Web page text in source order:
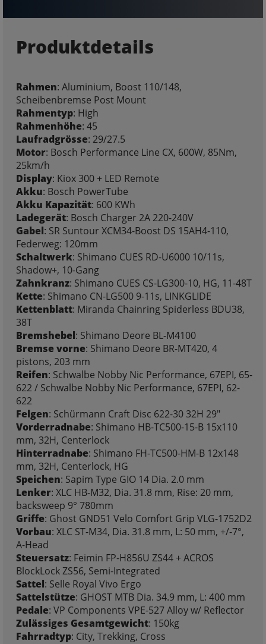
Produktdetails
Rahmen: Aluminium, Boost 110/148,
Scheibenbremse Post Mount
Rahmentyp: High
Rahmenhöhe: 45
Laufradgrösse: 29/27.5
Motor: Bosch Performance Line CX, 600W, 85Nm,
25km/h
Display: Kiox 300 + LED Remote
Akku: Bosch PowerTube
Akku Kapazität: 600 KWh
Ladegerät: Bosch Charger 2A 220-240V
Gabel: SR Suntour XCM34-Boost DS 15AH4-110,
Federweg: 120mm
Schaltwerk: Shimano CUES RD-U6000 10/11s,
Shadow+, 10-Gang
Zahnkranz: Shimano CUES CS-LG300-10, HG, 11-48T
Kette: Shimano CN-LG500 9-11s, LINKGLIDE
Kettenblatt: Miranda Chainring Spiderless BDU38,
38T
Bremshebel: Shimano Deore BL-M4100
Bremse vorne: Shimano Deore BR-MT420, 4
pistons, 203 mm
Reifen: Schwalbe Nobby Nic Performance, 67EPI, 65-
622 / Schwalbe Nobby Nic Performance, 67EPI, 62-
622
Felgen: Schürmann Craft Disc 622-30 32H 29"
Vorderradnabe: Shimano HB-TC500-15-B 15x110
mm, 32H, Centerlock
Hinterradnabe: Shimano FH-TC500-HM-B 12x148
mm, 32H, Centerlock, HG
Speichen: Sapim Type GIO 14 Dia. 2.0 mm
Lenker: XLC HB-M32, Dia. 31.8 mm, Rise: 20 mm,
backsweep 9° 780mm
Griffe: Ghost GND51 Velo Comfort Grip VLG-1752D2
Vorbau: XLC ST-M34, Dia. 31.8 mm, L: 50 mm, +/-7°,
A-Head
Steuersatz: Feimin FP-H856U ZS44 + ACROS
BlockLock ZS56, Semi-Integrated
Sattel: Selle Royal Vivo Ergo
Sattelstütze: GHOST MTB Dia. 34.9 mm, L: 400 mm
Pedale: VP Components VPE-527 Alloy w/ Reflector
Zulässiges Gesamtgewicht: 150kg
Fahrradtyp: City, Trekking, Cross